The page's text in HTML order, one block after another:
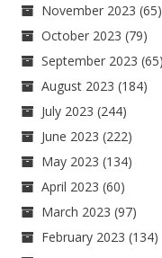
November 2023 (65)
October 2023 (79)
September 2023 (65)
August 2023 (184)
July 2023 (244)
June 2023 (222)
May 2023 (134)
April 2023 (60)
March 2023 (97)
February 2023 (134)